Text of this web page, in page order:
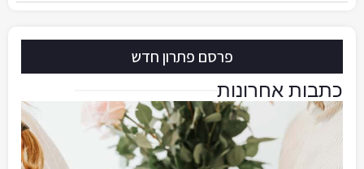
פרסם פתרון חדש
כתבות אחרונות